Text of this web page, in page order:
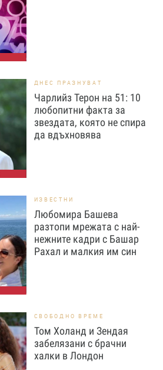
ДНЕС ПРАЗНУВАТ
Чарлийз Терон на 51: 10
любопитни факта за
звездата, която не спира
да вдъхновява
ИЗВЕСТНИ
Любомира Башева
разтопи мрежата с най-
нежните кадри с Башар
Рахал и малкия им син
СВОБОДНО ВРЕМЕ
Том Холанд и Зендая
забелязани с брачни
халки в Лондон